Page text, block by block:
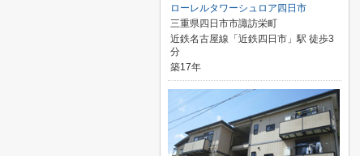
ローレルタワーシュロア四日市
三重県四日市市諏訪栄町
近鉄名古屋線「近鉄四日市」駅 徒歩3
分
築17年